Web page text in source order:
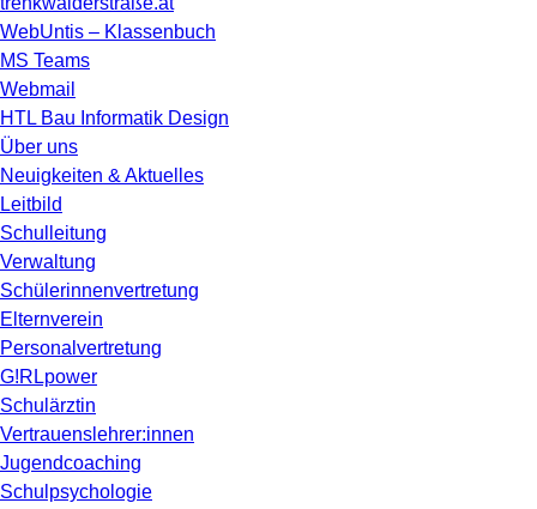
WebUntis – Klassenbuch
MS Teams
Webmail
HTL Bau Informatik Design
Über uns
Neuigkeiten & Aktuelles
Leitbild
Schulleitung
Verwaltung
Schülerinnenvertretung
Elternverein
Personalvertretung
G!RLpower
Schulärztin
Vertrauenslehrer:innen
Jugendcoaching
Schulpsychologie